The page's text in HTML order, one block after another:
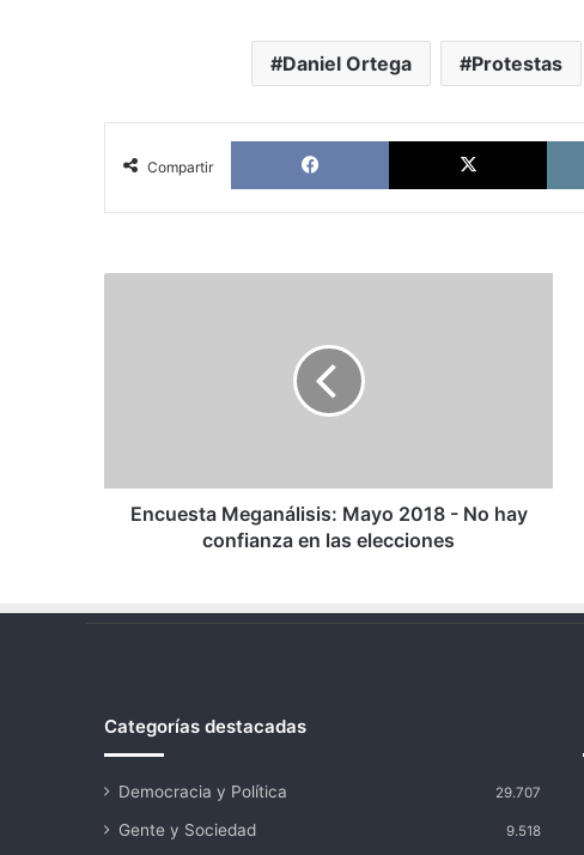
Daniel Ortega Protestas
Compartir
Facebook X
en
Encuesta Meganálisis: Mayo 2018 - No hay
confianza en las elecciones
Categorías destacadas
Democracia y Política 29.707
Gente y Sociedad 9.518